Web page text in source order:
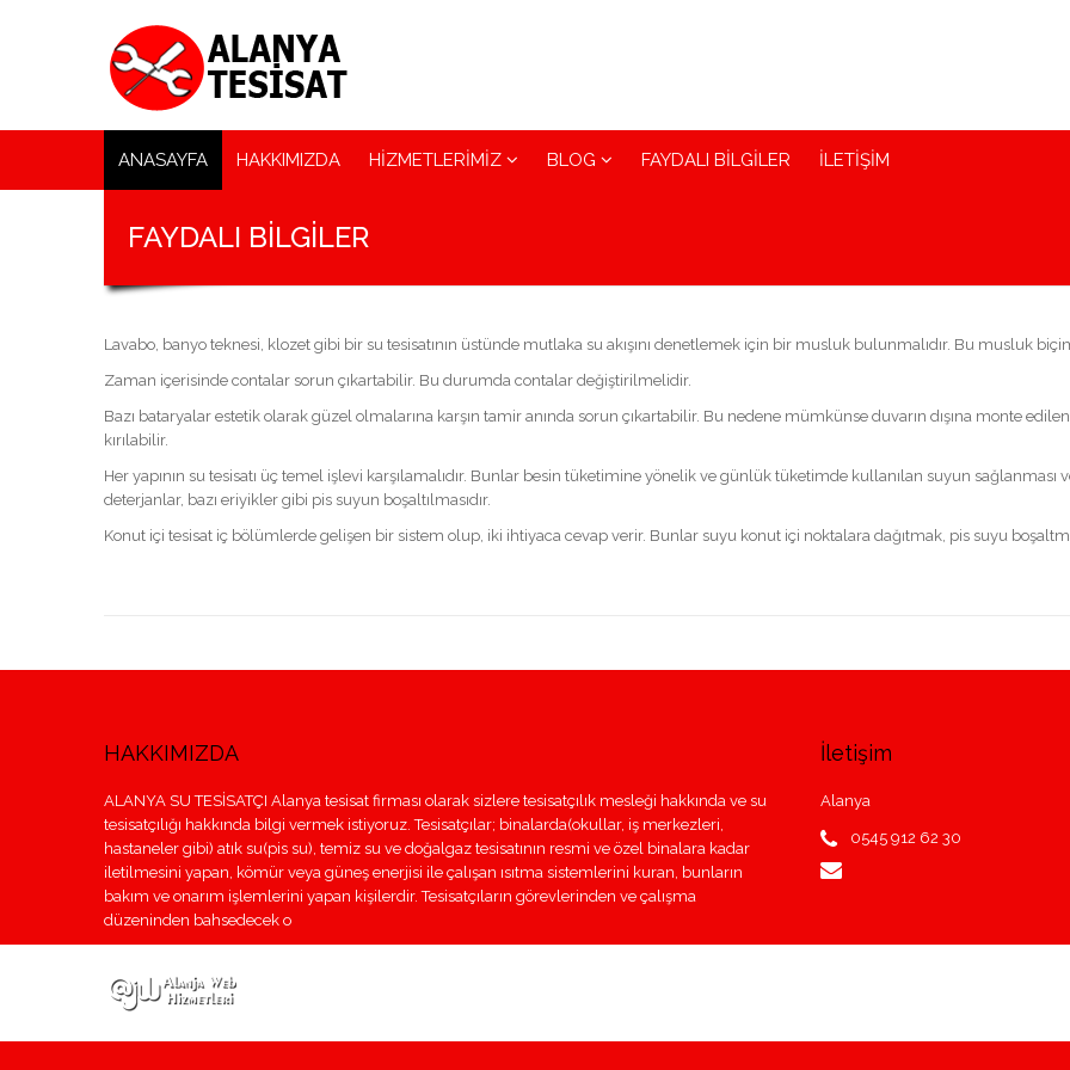
ANASAYFA HAKKIMIZDA HİZMETLERİMİZ BLOG FAYDALI BİLGİLER İLETİŞİM
FAYDALI BİLGİLER
Lavabo, banyo teknesi, klozet gibi bir su tesisatının üstünde mutlaka su akışını denetlemek için bir musluk bulunmalıdır. Bu musluk
Zaman içerisinde contalar sorun çıkartabilir. Bu durumda contalar değiştirilmelidir.
Bazı bataryalar estetik olarak güzel olmalarına karşın tamir anında sorun çıkartabilir. Bu nedene mümkünse duvarın dışına monte
kırılabilir.
Her yapının su tesisatı üç temel işlevi karşılamalıdır. Bunlar besin tüketimine yönelik ve günlük tüketimde kullanılan suyun sağlanması
deterjanlar, bazı eriyikler gibi pis suyun boşaltılmasıdır.
Konut içi tesisat iç bölümlerde gelişen bir sistem olup, iki ihtiyaca cevap verir. Bunlar suyu konut içi noktalara dağıtmak, pis suyu
HAKKIMIZDA
ALANYA SU TESİSATÇI Alanya tesisat firması olarak sizlere tesisatçılık mesleği hakkında ve su
tesisatçılığı hakkında bilgi vermek istiyoruz. Tesisatçılar; binalarda(okullar, iş merkezleri,
hastaneler gibi) atık su(pis su), temiz su ve doğalgaz tesisatının resmi ve özel binalara kadar
iletilmesini yapan, kömür veya güneş enerjisi ile çalışan ısıtma sistemlerini kuran, bunların
bakım ve onarım işlemlerini yapan kişilerdir. Tesisatçıların görevlerinden ve çalışma
düzeninden bahsedecek o
İletişim
Alanya
0545 912 62 30